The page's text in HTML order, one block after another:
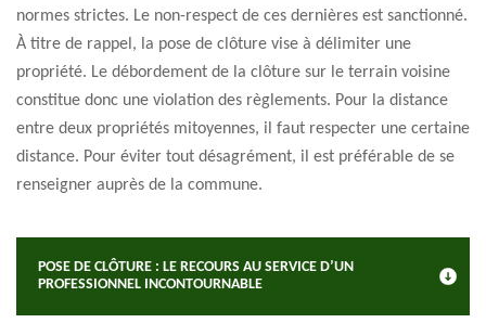
normes strictes. Le non-respect de ces dernières est sanctionné.
À titre de rappel, la pose de clôture vise à délimiter une
propriété. Le débordement de la clôture sur le terrain voisine
constitue donc une violation des règlements. Pour la distance
entre deux propriétés mitoyennes, il faut respecter une certaine
distance. Pour éviter tout désagrément, il est préférable de se
renseigner auprès de la commune.
POSE DE CLÔTURE : LE RECOURS AU SERVICE D’UN
PROFESSIONNEL INCONTOURNABLE